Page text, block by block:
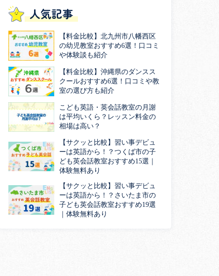
人気記事
【料金比較】北九州市八幡西区
の幼児教室おすすめ6選！口コミ
や体験談も紹介
【料金比較】沖縄県のダンスス
クールおすすめ6選！口コミや教
室の選び方も紹介
こども英語・英会話教室の月謝
は平均いくら？レッスン料金の
相場は高い？
【サクッと比較】習い事デビュ
ーは英語から！？つくば市の子
ども英会話教室おすすめ15選｜
体験無料あり
【サクッと比較】習い事デビュ
ーは英語から！？さいたま市の
子ども英会話教室おすすめ19選
｜体験無料あり